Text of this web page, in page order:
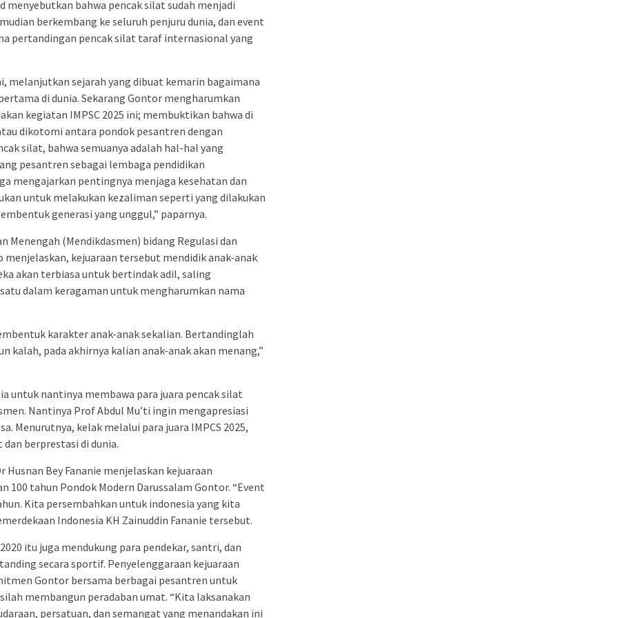
menyebutkan bahwa pencak silat sudah menjadi
berkembang ke seluruh penjuru dunia, dan event
pertandingan pencak silat taraf internasional yang
melanjutkan sejarah yang dibuat kemarin bagaimana
di dunia. Sekarang Gontor mengharumkan
kegiatan IMPSC 2025 ini; membuktikan bahwa di
dikotomi antara pondok pesantren dengan
silat, bahwa semuanya adalah hal-hal yang
pesantren sebagai lembaga pendidikan
mengajarkan pentingnya menjaga kesehatan dan
untuk melakukan kezaliman seperti yang dilakukan
generasi yang unggul,” paparnya.
Menengah (Mendikdasmen) bidang Regulasi dan
kejuaraan tersebut mendidik anak-anak
akan terbiasa untuk bertindak adil, saling
dalam keragaman untuk mengharumkan nama
karakter anak-anak sekalian. Bertandinglah
kalah, pada akhirnya kalian anak-anak akan menang,”
untuk nantinya membawa para juara pencak silat
Nantinya Prof Abdul Mu’ti ingin mengapresiasi
Menurutnya, kelak melalui para juara IMPCS 2025,
berprestasi di dunia.
Husnan Bey Fananie menjelaskan kejuaraan
100 tahun Pondok Modern Darussalam Gontor. “Event
Kita persembahkan untuk indonesia yang kita
Indonesia KH Zainuddin Fananie tersebut.
itu juga mendukung para pendekar, santri, dan
secara sportif. Penyelenggaraan kejuaraan
Gontor bersama berbagai pesantren untuk
membangun peradaban umat. “Kita laksanakan
persatuan, dan semangat yang menandakan ini